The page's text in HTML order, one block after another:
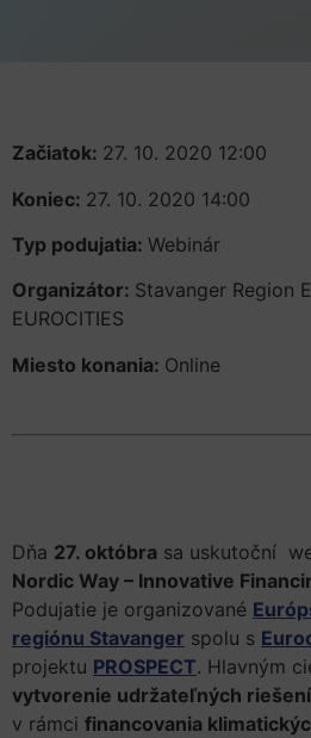
Začiatok: 27. 10. 2020 12:00
Koniec: 27. 10. 2020 14:00
Typ podujatia: Webinár
Organizátor: Stavanger Region
EUROCITIES
Miesto konania: Online
Dňa 27. októbra sa uskutoční
Nordic Way – Innovative
Podujatie je organizované
regiónu Stavanger spolu s
projektu PROSPECT. Hlavným
vytvorenie udržateľných riešení
v rámci financovania